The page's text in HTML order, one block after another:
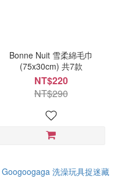
Bonne Nuit 雪柔綿毛巾
(75x30cm) 共7款
NT$220
NT$290